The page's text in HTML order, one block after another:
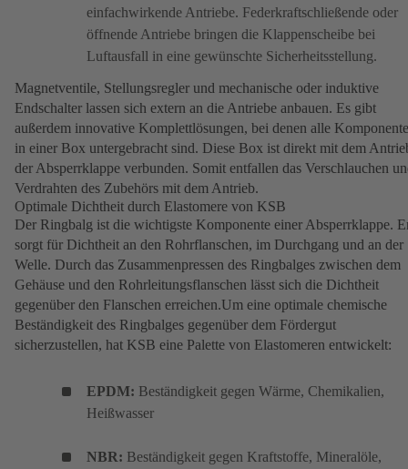
einfachwirkende Antriebe. Federkraftschließende oder
öffnende Antriebe bringen die Klappenscheibe bei
Luftausfall in eine gewünschte Sicherheitsstellung.
Magnetventile, Stellungsregler und mechanische oder induktive
Endschalter lassen sich extern an die Antriebe anbauen. Es gibt
außerdem innovative Komplettlösungen, bei denen alle
in einer Box untergebracht sind. Diese Box ist direkt mit dem
der Absperrklappe verbunden. Somit entfallen das Verschlauchen
Verdrahten des Zubehörs mit dem Antrieb.
Optimale Dichtheit durch Elastomere von KSB
Der Ringbalg ist die wichtigste Komponente einer Absperrklappe.
sorgt für Dichtheit an den Rohrflanschen, im Durchgang und an der
Welle. Durch das Zusammenpressen des Ringbalges zwischen dem
Gehäuse und den Rohrleitungsflanschen lässt sich die Dichtheit
gegenüber den Flanschen erreichen.Um eine optimale chemische
Beständigkeit des Ringbalges gegenüber dem Fördergut
sicherzustellen, hat KSB eine Palette von Elastomeren entwickelt:
EPDM: Beständigkeit gegen Wärme, Chemikalien,
Heißwasser
NBR: Beständigkeit gegen Kraftstoffe, Mineralöle,